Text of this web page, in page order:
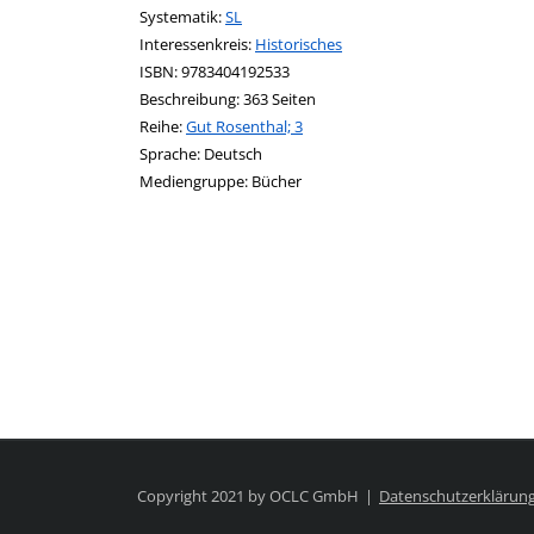
opens in new tab
Diesen Link in neuem Tab öffnen
Systematik:Suche nach dieser Systematik
SL
Interessenkreis: Suche nach diesem Interessenskreis
Historisches
ISBN:9783404192533
Beschreibung:363 Seiten
Reihe:Gut Rosenthal; 3
Suche nach dieser Beteiligten Person
Sprache: Deutsch
Mediengruppe: Bücher
Copyright 2021 by OCLC GmbH